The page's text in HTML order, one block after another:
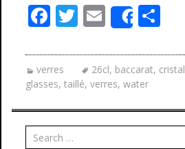
F
e
b
o
o
T
itt
er
E
m
ai
l
Share
ta
g
er
verres 26cl, baccarat, cristal
glasses, taillé, verres, water